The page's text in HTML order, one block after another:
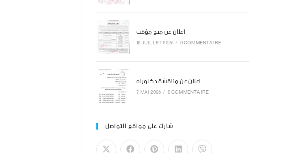
اعلان عن منح مؤقت
12 JUILLET 2026/ 0 COMMENTAIRE
اعلان عن مناقشة دكتوراه
7 MAI 2026/ 0 COMMENTAIRE
شارك على مواقع التواصل